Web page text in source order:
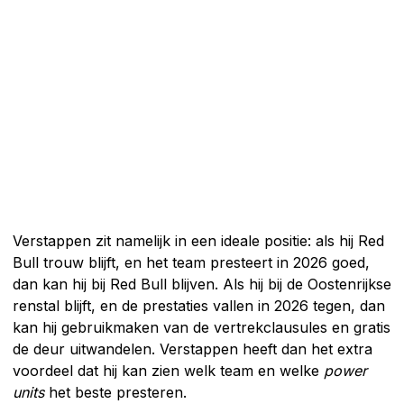
Verstappen zit namelijk in een ideale positie: als hij Red
Bull trouw blijft, en het team presteert in 2026 goed,
dan kan hij bij Red Bull blijven. Als hij bij de Oostenrijkse
renstal blijft, en de prestaties vallen in 2026 tegen, dan
kan hij gebruikmaken van de vertrekclausules en gratis
de deur uitwandelen. Verstappen heeft dan het extra
voordeel dat hij kan zien welk team en welke power
unitshet beste presteren.